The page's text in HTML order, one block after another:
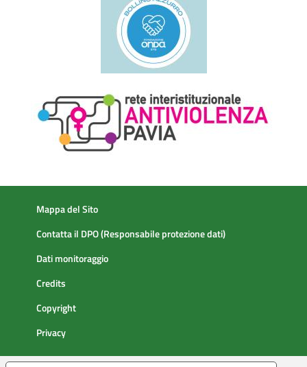
Mappa del Sito
Contatta il DPO (Responsabile protezione dati)
Dati monitoraggio
Credits
Copyright
Privacy